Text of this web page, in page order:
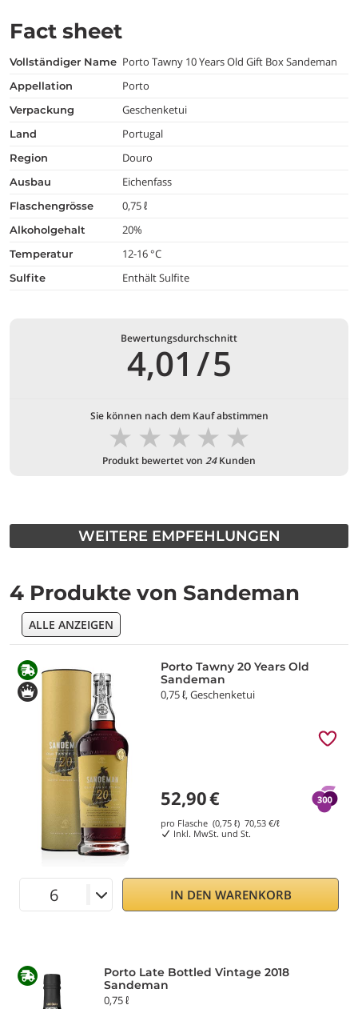
Fact sheet
vollständiger Name Porto Tawny 10 Years Old Gift Box Sandeman
appellation Porto
verpackung Geschenketui
land Portugal
region Douro
ausbau Eichenfass
flaschengrösse 0,75 ℓ
alkoholgehalt 20%
temperatur 12-16 °C
Sulfite Enthält Sulfite
Bewertungsdurchschnitt
4,01 /5
Sie können nach dem Kauf abstimmen
★
★
★
★
★
Produkt bewertet von 24Kunden
WEITERE EMPFEHLUNGEN
4 Produkte von Sandeman
ALLE ANZEIGEN
Porto Tawny 20 Years Old
Sandeman
0,75 ℓ, Geschenketui
52,90€
pro Flasche (0,75 ℓ) 70,53€/ℓ
Inkl. MwSt. und St.
IN DEN WARENKORB
Porto Late Bottled Vintage 2018
Sandeman
0,75 ℓ